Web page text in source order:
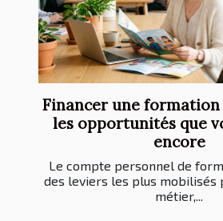
Financer une formation
les opportunités que
encore
Le compte personnel de
des leviers les plus mobilisés
métier,...